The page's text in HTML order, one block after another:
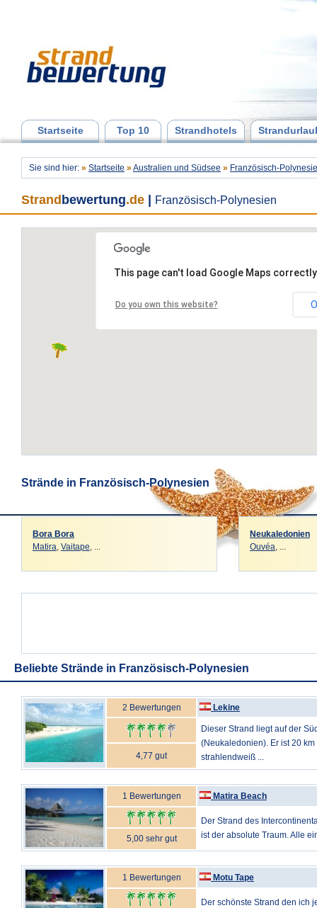
Startseite Top 10 Strandhotels
Sie sind hier: » Startseite » Australien und Südsee » Französisch-
Strand bewertung.de Französisch-Polynesien
This page can't load Google Maps
Do you own this website?
Strände in Französisch-Polynesien
Bora Bora
Matira, Vaitape, ...
Neukaledonien
Ouvéa, ...
Beliebte Strände in Französisch-Polynesien
2 Bewertungen Lekine
Dieser Strand liegt auf der
(Neukaledonien). Er ist 20
strahlendweiß ...
4,77 gut
1 Bewertungen Matira Beach
Der Strand des
ist der absolute Traum. Alle
5,00 sehr gut
1 Bewertungen Motu Tape
Der schönste Strand den ich